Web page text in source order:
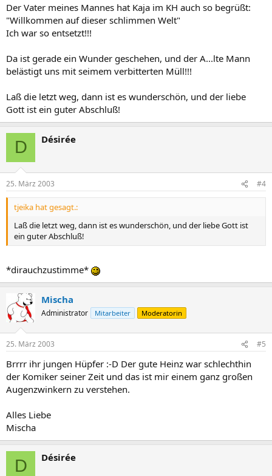
Der Vater meines Mannes hat Kaja im KH auch so begrüßt:
"Willkommen auf dieser schlimmen Welt"
Ich war so entsetzt!!!
Da ist gerade ein Wunder geschehen, und der A...lte Mann
belästigt uns mit seimem verbitterten Müll!!!
Laß die letzt weg, dann ist es wunderschön, und der liebe
Gott ist ein guter Abschluß!
D Désirée
25. März 2003 #4
tjeika hat gesagt.:
Laß die letzt weg, dann ist es wunderschön, und der liebe Gott ist
ein guter Abschluß!
*dirauchzustimme*
Mischa
Administrator Mitarbeiter Moderatorin
25. März 2003 #5
Brrrr ihr jungen Hüpfer :-D Der gute Heinz war schlechthin
der Komiker seiner Zeit und das ist mir einem ganz großen
Augenzwinkern zu verstehen.
Alles Liebe
Mischa
D Désirée